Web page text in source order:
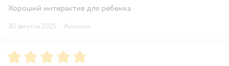
Хороший интерактив для ребенка
30 августа 2025 · Аноним
Рейтинг:5